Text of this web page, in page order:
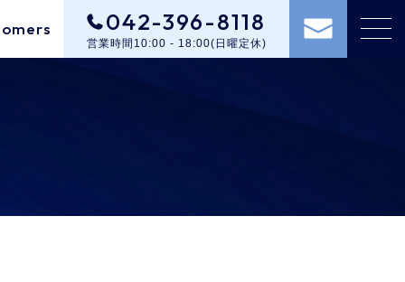
042-396-8118
営業時間10:00 - 18:00(日曜定休)